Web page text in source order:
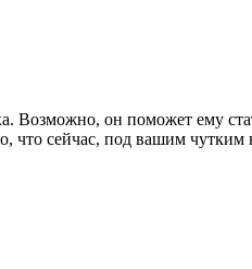
Возможно, он поможет ему
сейчас, под вашим чутким